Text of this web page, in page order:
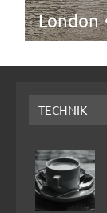
London
TECHNIK